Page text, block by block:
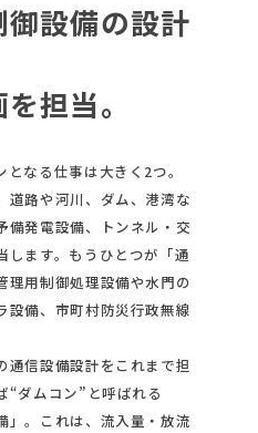
設備の設計
担当。
なる仕事は大きく2つ。
道路や河川、ダム、港湾な
備発電設備、トンネル・交
します。もうひとつが「通
理用制御処理設備や水門の
設備、市町村防災行政無線
通信設備設計をこれまで担
“ダムコン”と呼ばれる
」。これは、流入量・放流